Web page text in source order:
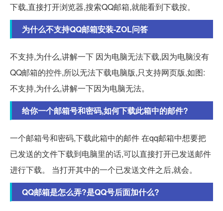
下载,直接打开浏览器,搜索QQ邮箱,就能看到下载按。
为什么不支持QQ邮箱安装-ZOL问答
不支持,为什么,讲解一下 因为电脑无法下载,因为电脑没有
QQ邮箱的控件,所以无法下载电脑版,只支持网页版,如图:
不支持,为什么,讲解一下因为电脑无法。
给你一个邮箱号和密码,如何下载此箱中的邮件?
一个邮箱号和密码,下载此箱中的邮件 在qq邮箱中想要把
已发送的文件下载到电脑里的话,可以直接打开已发送邮件
进行下载。 当打开其中的一个已发送文件之后,就会。
QQ邮箱是怎么弄?是QQ号后面加什么?